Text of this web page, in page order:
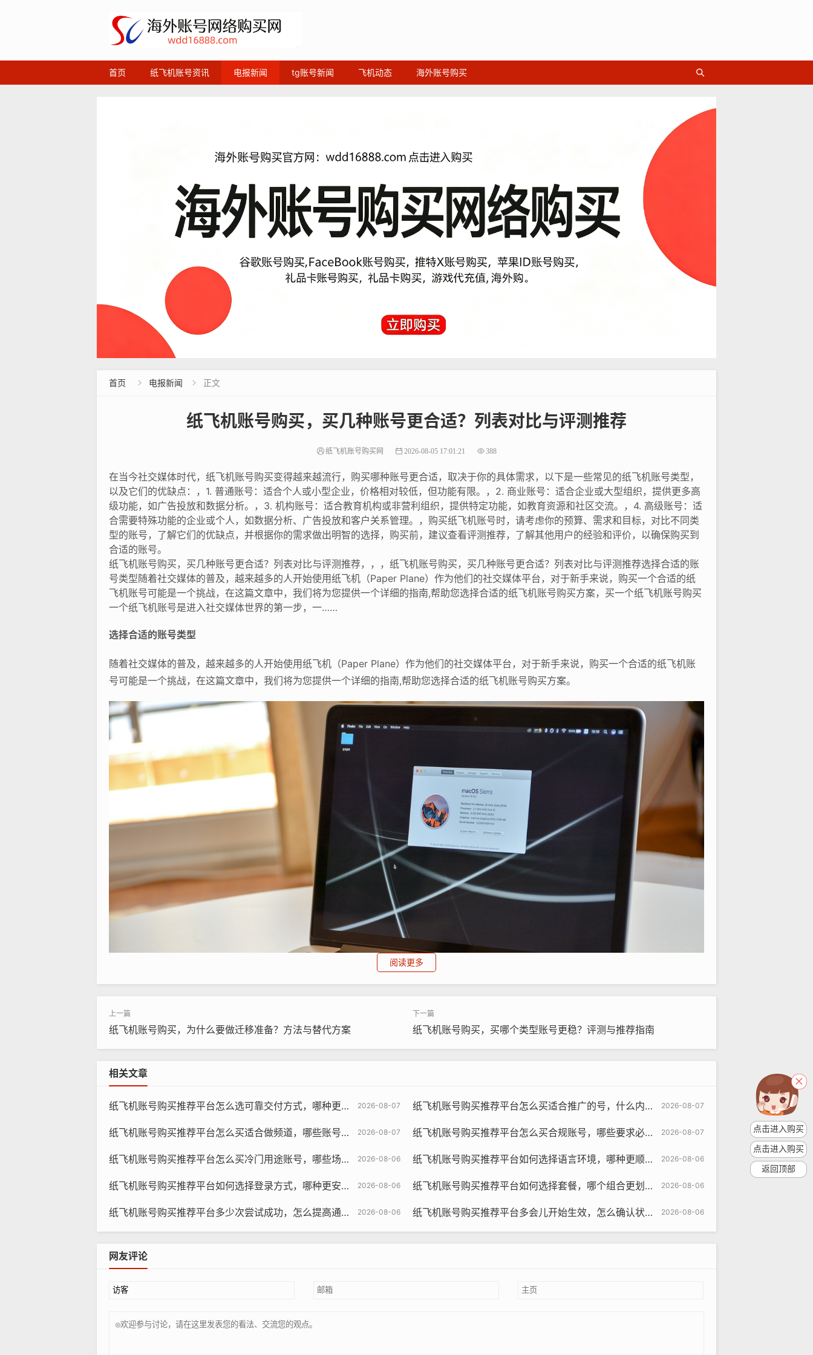
首页 纸飞机账号资讯 电报新闻 tg账号新闻 飞机动态 海外账号购买
首页  电报新闻  正文
纸飞机账号购买，买几种账号更合适？列表对比与评测推荐
纸飞机账号购买网 2026-08-05 17:01:21 388
在当今社交媒体时代，纸飞机账号购买变得越来越流行，购买哪种账号更合适，取决于你的具体需求，以下是一些常见的纸飞机账号类型，
以及它们的优缺点：，1. 普通账号：适合个人或小型企业，价格相对较低，但功能有限。，2. 商业账号：适合企业或大型组织，提供更多高
级功能，如广告投放和数据分析。，3. 机构账号：适合教育机构或非营利组织，提供特定功能，如教育资源和社区交流。，4. 高级账号：适
合需要特殊功能的企业或个人，如数据分析、广告投放和客户关系管理。，购买纸飞机账号时，请考虑你的预算、需求和目标，对比不同类
型的账号，了解它们的优缺点，并根据你的需求做出明智的选择，购买前，建议查看评测推荐，了解其他用户的经验和评价，以确保购买到
合适的账号。
纸飞机账号购买，买几种账号更合适？列表对比与评测推荐，，，纸飞机账号购买，买几种账号更合适？列表对比与评测推荐选择合适的账
号类型随着社交媒体的普及，越来越多的人开始使用纸飞机（Paper Plane）作为他们的社交媒体平台，对于新手来说，购买一个合适的纸
飞机账号可能是一个挑战，在这篇文章中，我们将为您提供一个详细的指南,帮助您选择合适的纸飞机账号购买方案，买一个纸飞机账号购买
一个纸飞机账号是进入社交媒体世界的第一步，一……
选择合适的账号类型
随着社交媒体的普及，越来越多的人开始使用纸飞机（Paper Plane）作为他们的社交媒体平台，对于新手来说，购买一个合适的纸飞机账
号可能是一个挑战，在这篇文章中，我们将为您提供一个详细的指南,帮助您选择合适的纸飞机账号购买方案。
动，如果您只是想尝试一下社交媒体,那么购买一个纸飞机账号是一个很好的选择。
买多个纸飞机账号 如果您想在多个社交媒体平台上进行活动，那么购买多个纸飞机账号可能是一个更好的选择，这样，您可以在不同的平台
上推广自己的品牌或产品,扩大您的受众群体。
阅读更多
纸飞机账号购买，为什么要做迁移准备？方法与替代方案 纸飞机账号购买，买哪个类型账号更稳？评测与推荐指南
相关文章
2026-08-07
纸飞机账号购买推荐平台怎么选可靠交付方式，哪种更快与为何更稳定评测指南 2026-08-07
纸飞机账号购买推荐平台怎么买适合推广的号，什么内容匹配与策略学习指南
2026-08-07
纸飞机账号购买推荐平台怎么买适合做频道，哪些账号更匹配与如何运营教程 2026-08-07
纸飞机账号购买推荐平台怎么买合规账号，哪些要求必须满足与为何要遵守方法
2026-08-06
纸飞机账号购买推荐平台怎么买冷门用途账号，哪些场景可用与为何值得研究 2026-08-06
纸飞机账号购买推荐平台如何选择语言环境，哪种更顺畅与使用引导指南
2026-08-06
纸飞机账号购买推荐平台如何选择登录方式，哪种更安全与使用引导教程 2026-08-06
纸飞机账号购买推荐平台如何选择套餐，哪个组合更划算与多少天有效指南
2026-08-06
纸飞机账号购买推荐平台多少次尝试成功，怎么提高通过率与为何会反复失败策略 2026-08-06
纸飞机账号购买推荐平台多会儿开始生效，怎么确认状态与为何要检查教程
网友评论
点击进入购买
点击进入购买
返回顶部